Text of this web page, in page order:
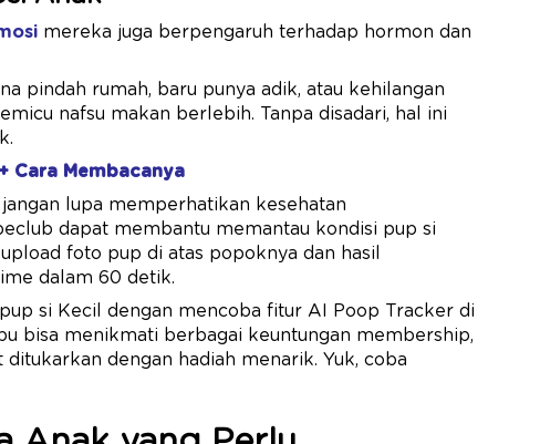
mereka juga berpengaruh terhadap hormon dan
pindah rumah, baru punya adik, atau kehilangan
nafsu makan berlebih. Tanpa disadari, hal ini
Cara Membacanya
lupa memperhatikan kesehatan
dapat membantu memantau kondisi pup si
foto pup di atas popoknya dan hasil
dalam 60 detik.
si Kecil dengan mencoba fitur AI Poop Tracker di
bisa menikmati berbagai keuntungan membership,
dengan hadiah menarik. Yuk, coba